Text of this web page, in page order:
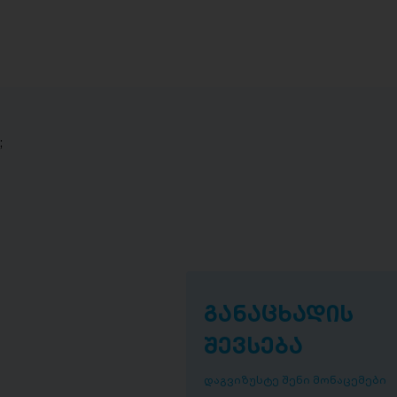
;
განაცხადის
შევსება
დაგვიზუსტე შენი მონაცემები